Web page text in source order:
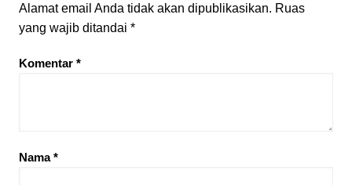
Alamat email Anda tidak akan dipublikasikan. Ruas
yang wajib ditandai *
Komentar *
Nama*